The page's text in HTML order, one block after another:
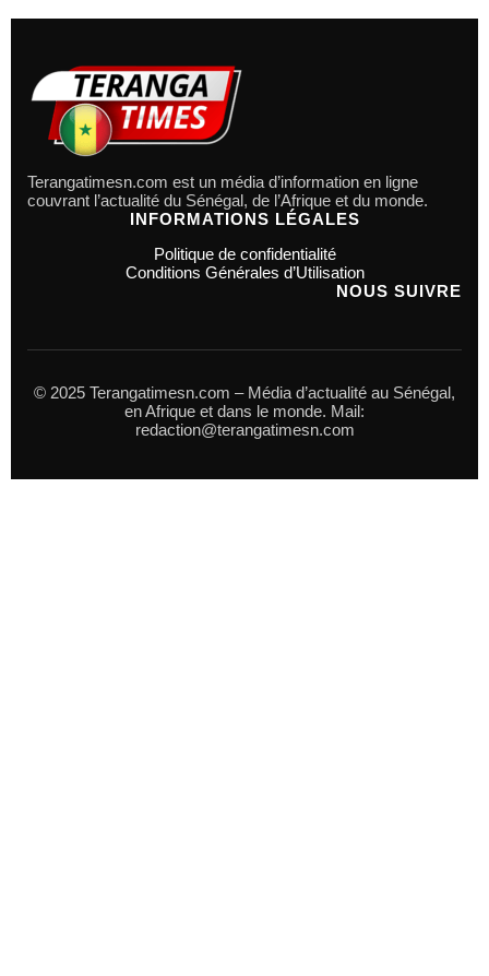
Terangatimesn.com est un média d’information en ligne
couvrant l’actualité du Sénégal, de l’Afrique et du monde.
INFORMATIONS LÉGALES
Politique de confidentialité
Conditions Générales d’Utilisation
NOUS SUIVRE
© 2025 Terangatimesn.com – Média d’actualité au Sénégal,
en Afrique et dans le monde. Mail:
redaction@terangatimesn.com